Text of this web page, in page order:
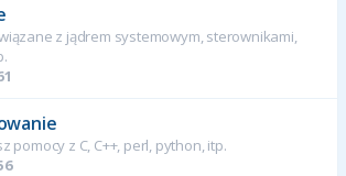
z jądrem systemowym, sterownikami,
pomocy z C, C++, perl, python, itp.